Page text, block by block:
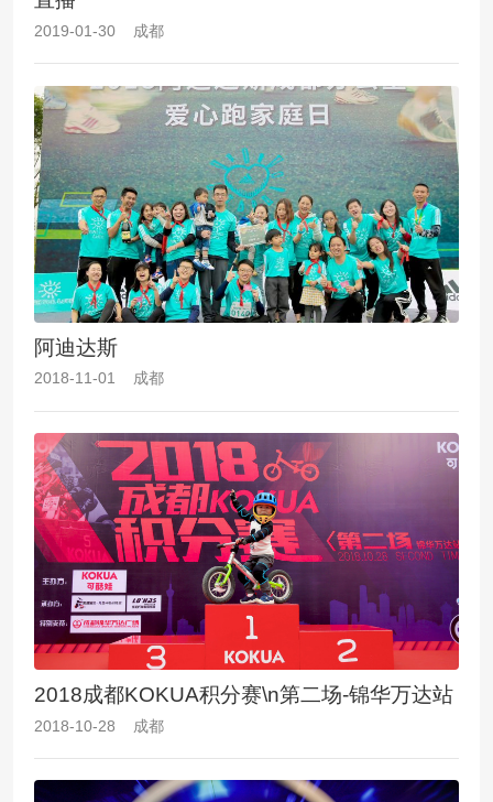
2019-01-30 成都
阿迪达斯
2018-11-01 成都
2018成都KOKUA积分赛\n第二场-锦华万达站
2018-10-28 成都